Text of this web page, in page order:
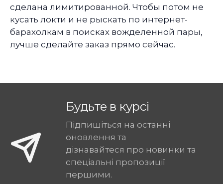
сделана лимитированной. Чтобы потом не
кусать локти и не рыскать по интернет-
барахолкам в поисках вожделенной пары,
лучше сделайте заказ прямо сейчас.
Будьте в курсі
Підпишіться на останні
оновлення та
дізнавайтеся про новинки та
спеціальні пропозиції
першими.